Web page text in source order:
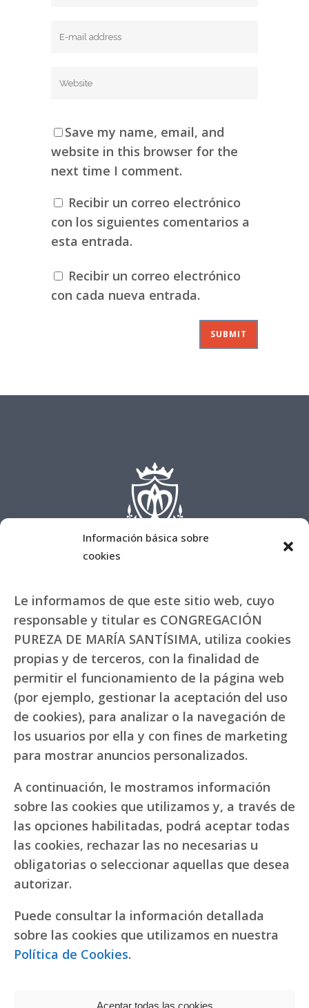
Información básica sobre
cookies
Le informamos de que este sitio web, cuyo
responsable y titular es CONGREGACIÓN
PUREZA DE MARÍA SANTÍSIMA, utiliza cookies
propias y de terceros, con la finalidad de
permitir el funcionamiento de la página web
(por ejemplo, gestionar la aceptación del uso
de cookies), para analizar o la navegación de
los usuarios por ella y con fines de marketing
para mostrar anuncios personalizados.
A continuación, le mostramos información
sobre las cookies que utilizamos y, a través de
las opciones habilitadas, podrá aceptar todas
las cookies, rechazar las no necesarias u
obligatorias o seleccionar aquellas que desea
autorizar.
Puede consultar la información detallada
sobre las cookies que utilizamos en nuestra
Política de Cookies.
Aceptar todas las cookies
Save my name, email, and
website in this browser for the
next time I comment.
Recibir un correo electrónico
con los siguientes comentarios a
esta entrada.
Recibir un correo electrónico
con cada nueva entrada.